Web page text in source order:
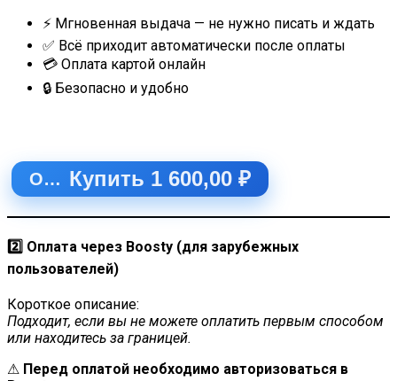
⚡ Мгновенная выдача — не нужно писать и ждать
✅ Всё приходит автоматически после оплаты
💳 Оплата картой онлайн
🔒 Безопасно и удобно
ОплатитьКупить 1 600,00 ₽
2️⃣ Оплата через Boosty (для зарубежных
пользователей)
Короткое описание:
Подходит, если вы не можете оплатить первым способом
или находитесь за границей.
⚠ Перед оплатой необходимо авторизоваться в